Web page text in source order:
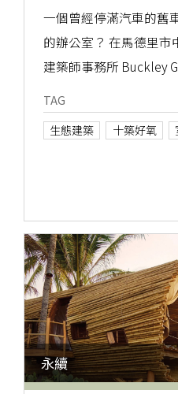
一個曾經停滿汽車的舊
的辦公室？ 在馬德里市
建築師事務所 Buckley
TAG
生態建築
十築好氧
永續